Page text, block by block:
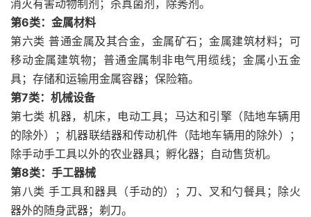
消灭有害动物制剂；杀真菌剂，除莠剂。
第6类：金属材料
第六类 普通金属及其合金，金属矿石；金属建筑材料；可
移动金属建筑物；普通金属制非电气用缆线；金属小五金
具；存储和运输用金属容器；保险箱。
第7类：机械设备
第七类 机器，机床，电动工具；马达和引擎（陆地车辆用
的除外）；机器联结器和传动机件（陆地车辆用的除外）；
除手动手工具以外的农业器具；孵化器；自动售货机。
第8类：手工器械
第八类 手工具和器具（手动的）；刀、叉和勺餐具；除火
器外的随身武器；剃刀。